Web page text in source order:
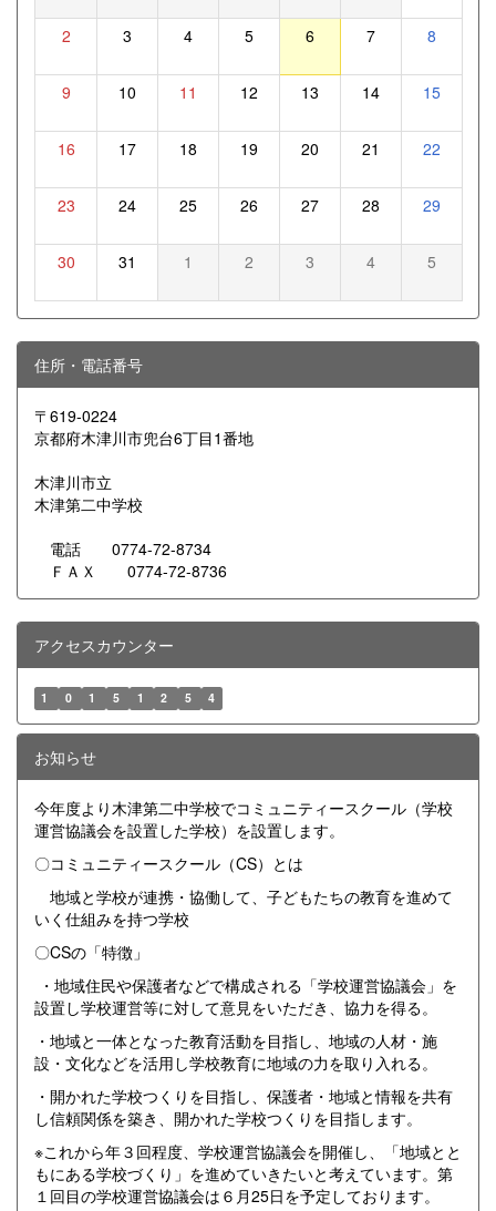
2 3 4 5 6 7 8
9 10 11 12 13 14 15
16 17 18 19 20 21 22
23 24 25 26 27 28 29
30 31 1 2 3 4 5
住所・電話番号
〒619-0224
京都府木津川市兜台6丁目1番地
木津川市立
木津第二中学校
電話 0774-72-8734
ＦＡＸ 0774-72-8736
アクセスカウンター
1 0 1 5 1 2 5 4
お知らせ
今年度より木津第二中学校でコミュニティースクール（学校
運営協議会を設置した学校）を設置します。
〇コミュニティースクール（CS）とは
地域と学校が連携・協働して、子どもたちの教育を進めて
いく仕組みを持つ学校
〇CSの「特徴」
・地域住民や保護者などで構成される「学校運営協議会」を
設置し学校運営等に対して意見をいただき、協力を得る。
・地域と一体となった教育活動を目指し、地域の人材・施
設・文化などを活用し学校教育に地域の力を取り入れる。
・開かれた学校つくりを目指し、保護者・地域と情報を共有
し信頼関係を築き、開かれた学校つくりを目指します。
※これから年３回程度、学校運営協議会を開催し、「地域とと
もにある学校づくり」を進めていきたいと考えています。第
１回目の学校運営協議会は６月25日を予定しております。